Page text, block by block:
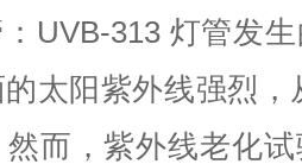
UVB-313 灯管发
太阳紫外线强烈
而，紫外线老化